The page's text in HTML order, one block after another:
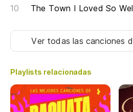
The Town I Loved So
Ver todas las canciones
Playlists relacionadas